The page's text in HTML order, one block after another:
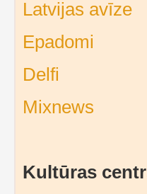
Latvijas avīze
Epadomi
Delfi
Mixnews
Kultūras